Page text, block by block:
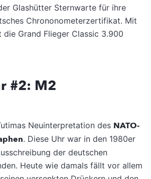
Glashütter Sternwarte für ihre
Chrononometerzertifikat. Mit
Grand Flieger Classic 3.900
#2: M2
Neuinterpretation des NATO-
. Diese Uhr war in den 1980er
der deutschen
Heute wie damals fällt vor allem